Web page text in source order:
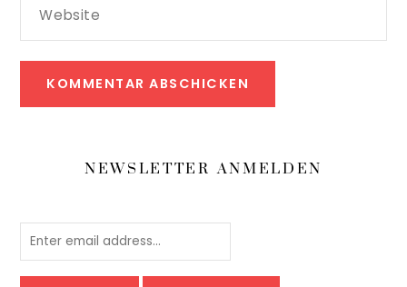
Website
NEWSLETTER ANMELDEN